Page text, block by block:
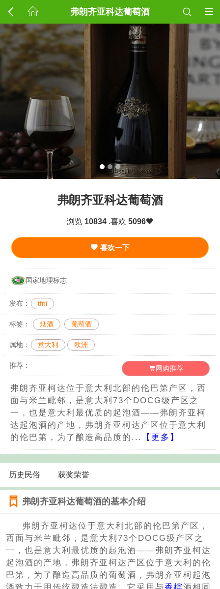
弗朗齐亚科达葡萄酒
弗朗齐亚科达葡萄酒
浏览 10834.喜欢 5096
喜欢一下
国家地理标志
发布： tfni
标签： 烟酒 葡萄酒
属地： 意大利 欧洲
推荐： 网购推荐
弗朗齐亚柯达位于意大利北部的伦巴第产区，西
面与米兰毗邻，是意大利73个DOCG级产区之
一，也是意大利最优质的起泡酒——弗朗齐亚柯
达起泡酒的产地，弗朗齐亚柯达产区位于意大利
的伦巴第，为了酿造高品质的...
【更多】
历史民俗 获奖荣誉
弗朗齐亚科达葡萄酒的基本介绍
弗朗齐亚柯达位于意大利北部的伦巴第产区，
西面与米兰毗邻，是意大利73个DOCG级产区之
一，也是意大利最优质的起泡酒——弗朗齐亚柯达
起泡酒的产地，弗朗齐亚柯达产区位于意大利的伦
巴第，为了酿造高品质的葡萄酒，弗朗齐亚柯起泡